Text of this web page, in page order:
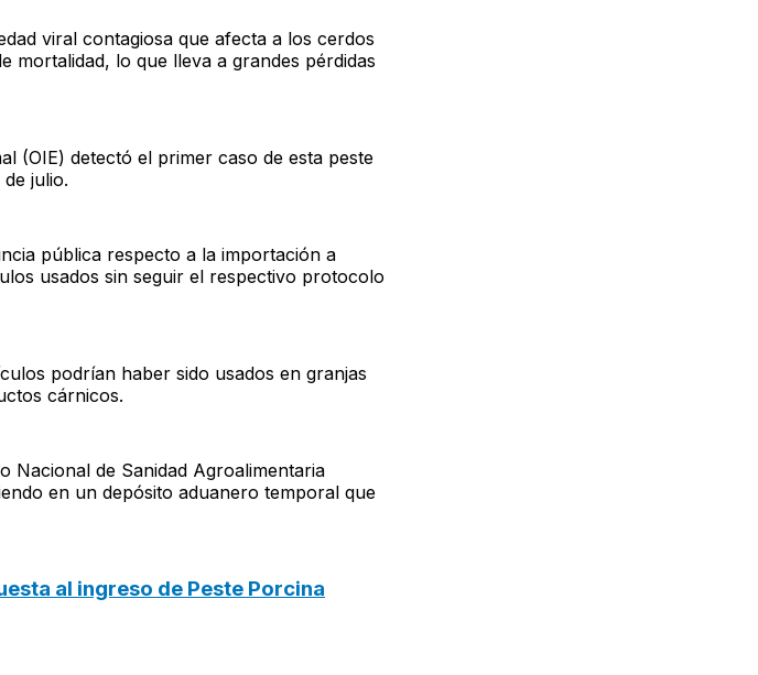
viral contagiosa que afecta a los cerdos
mortalidad, lo que lleva a grandes pérdidas
(OIE) detectó el primer caso de esta peste
julio.
pública respecto a la importación a
usados sin seguir el respectivo protocolo
podrían haber sido usados en granjas
cárnicos.
Nacional de Sanidad Agroalimentaria
en un depósito aduanero temporal que
al ingreso de Peste Porcina